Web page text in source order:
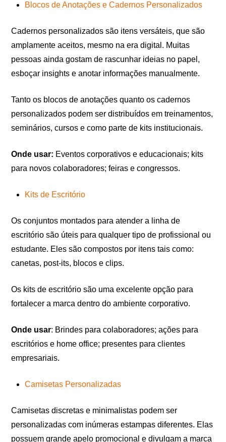
Blocos de Anotações e Cadernos Personalizados
Cadernos personalizados são itens versáteis, que são
amplamente aceitos, mesmo na era digital. Muitas
pessoas ainda gostam de rascunhar ideias no papel,
esboçar insights e anotar informações manualmente.
Tanto os blocos de anotações quanto os cadernos
personalizados podem ser distribuídos em treinamentos,
seminários, cursos e como parte de kits institucionais.
Onde usar: Eventos corporativos e educacionais; kits
para novos colaboradores; feiras e congressos.
Kits de Escritório
Os conjuntos montados para atender a linha de
escritório são úteis para qualquer tipo de profissional ou
estudante. Eles são compostos por itens tais como:
canetas, post-its, blocos e clips.
Os kits de escritório são uma excelente opção para
fortalecer a marca dentro do ambiente corporativo.
Onde usar: Brindes para colaboradores; ações para
escritórios e home office; presentes para clientes
empresariais.
Camisetas Personalizadas
Camisetas discretas e minimalistas podem ser
personalizadas com inúmeras estampas diferentes. Elas
possuem grande apelo promocional e divulgam a marca